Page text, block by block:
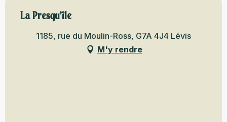
La Presqu’île
1185, rue du Moulin-Ross, G7A 4J4 Lévis
M'y rendre